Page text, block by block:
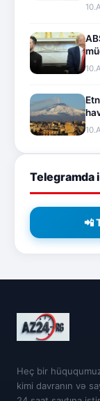
Telegramda
📲
Heç bir
kimi davranın və